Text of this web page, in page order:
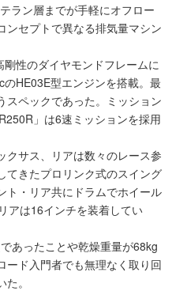
ラン層までが手軽にオフロー
ンセプトで異なる排気量マシン
性のダイヤモンドフレームに
HE03E型エンジンを搭載。最
ペックであった。ミッション
」は6速ミッションを採用
クサス、リアは数々のレース参
てきたプロリンク式のスイング
ト・リア共にドラムでホイール
アは16インチを装着してい
あったことや乾燥重量が68kg
ード入門者でも無理なく取り回
。